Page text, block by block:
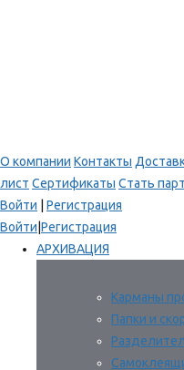
О компании Контакты
лист Сертификаты Стать
Войти
Регистрация
Войти Регистрация
АРХИВАЦИЯ
Карманы
Папки и